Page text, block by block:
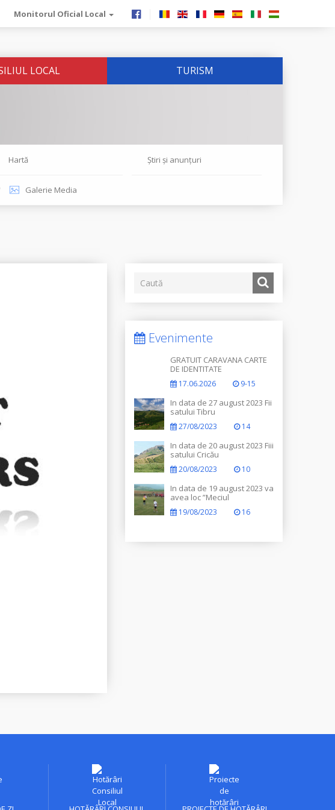
Monitorul Oficial Local
LOCAL TURISM
Hartă Știri și anunțuri
Galerie Media
Evenimente
GRATUIT CARAVANA CARTE
DE IDENTITATE
17.06.2026 9-15
In data de 27 august 2023 Fii
satului Tibru
27/08/2023 14
In data de 20 august 2023 Fiii
satului Cricău
20/08/2023 10
In data de 19 august 2023 va
avea loc ”Meciul
Legendelor”
19/08/2023 16